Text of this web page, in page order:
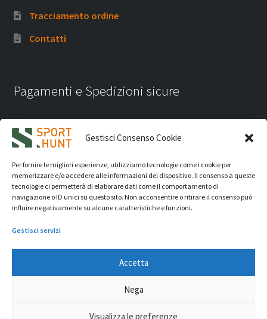
Gestisci Consenso Cookie
Per fornire le migliori esperienze, utilizziamo tecnologie come i cookie per
memorizzare e/o accedere alle informazioni del dispositivo. Il consenso a queste
tecnologie ci permetterà di elaborare dati come il comportamento di
navigazione o ID unici su questo sito. Non acconsentire o ritirare il consenso può
influire negativamente su alcune caratteristiche e funzioni.
Gestisci servizi
Accetta
Nega
Visualizza le preferenze
Tracciamento ordine
Contatti
Pagamenti e Spedizioni sicure
iVision Communication S.r.l.- P.Iva 04233830407 - REA: RN
331582 Copyright 2026. Tutti i diritti riservati.